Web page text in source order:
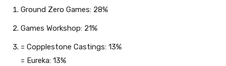
Ground Zero Games: 28%
Games Workshop: 21%
= Copplestone Castings: 13%
= Eureka: 13%